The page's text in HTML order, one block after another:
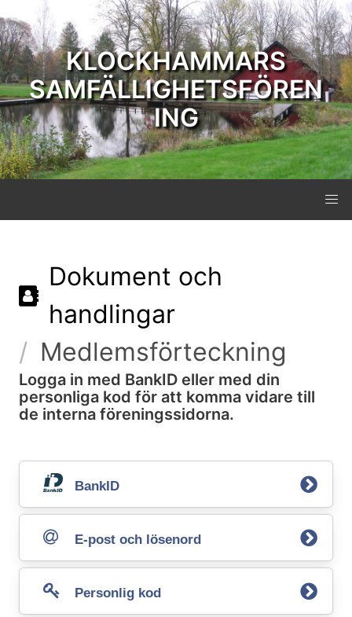
KLOCKHAMMARS
SAMFÄLLIGHETSFÖREN
ING
Dokument och
handlingar
Medlemsförteckning
Logga in med BankID eller med din
personliga kod för att komma vidare till
de interna föreningssidorna.
BankID
E-post och lösenord
Personlig kod